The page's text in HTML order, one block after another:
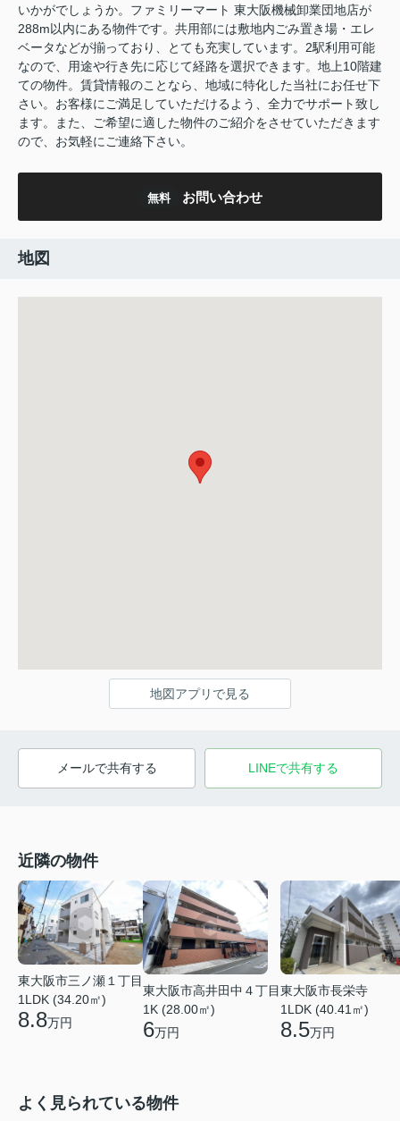
いかがでしょうか。ファミリーマート 東大阪機械卸業団地店が
288m以内にある物件です。共用部には敷地内ごみ置き場・エレ
ベータなどが揃っており、とても充実しています。2駅利用可能
なので、用途や行き先に応じて経路を選択できます。地上10階建
ての物件。賃貸情報のことなら、地域に特化した当社にお任せ下
さい。お客様にご満足していただけるよう、全力でサポート致し
ます。また、ご希望に適した物件のご紹介をさせていただきます
ので、お気軽にご連絡下さい。
無料 お問い合わせ
地図
地図アプリで見る
メールで共有する LINEで共有する
近隣の物件
東大阪市三ノ瀬１丁目
1LDK (34.20㎡)
8.8万円
東大阪市高井田中４丁目
1K (28.00㎡)
6万円
東大阪市長栄寺
1LDK (40.41㎡)
8.5万円
よく見られている物件